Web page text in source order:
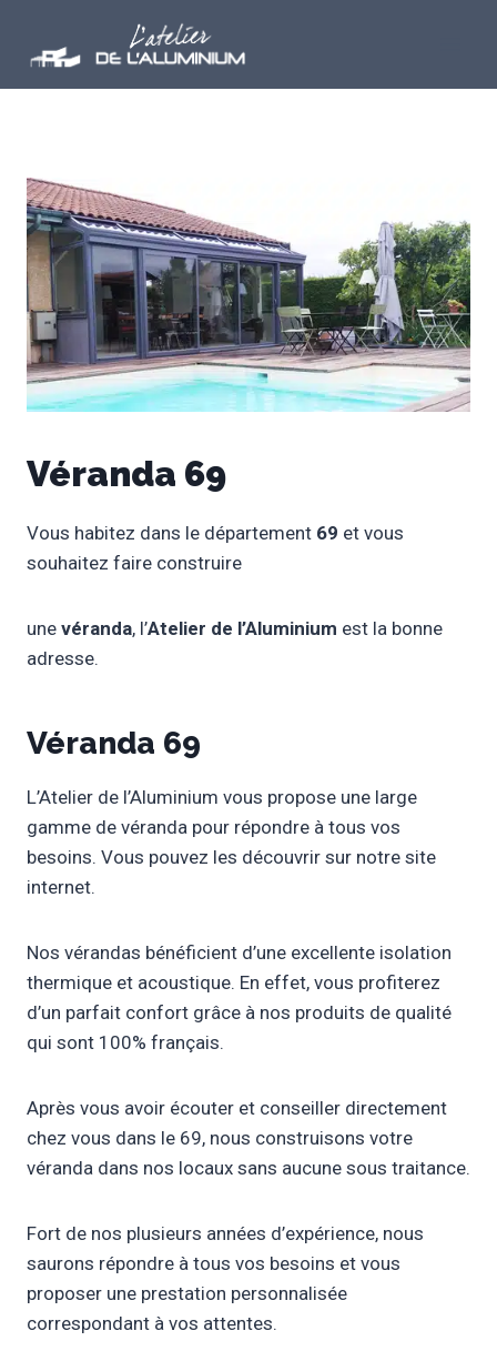
contenu
Véranda 69
Vous habitez dans le département 69 et vous
souhaitez faire construire
une véranda, l’Atelier de l’Aluminium est la bonne
adresse.
Véranda 69
L’Atelier de l’Aluminium vous propose une large
gamme de véranda pour répondre à tous vos
besoins. Vous pouvez les découvrir sur notre site
internet.
Nos vérandas bénéficient d’une excellente isolation
thermique et acoustique. En effet, vous profiterez
d’un parfait confort grâce à nos produits de qualité
qui sont 100% français.
Après vous avoir écouter et conseiller directement
chez vous dans le 69, nous construisons votre
véranda dans nos locaux sans aucune sous traitance.
Fort de nos plusieurs années d’expérience, nous
saurons répondre à tous vos besoins et vous
proposer une prestation personnalisée
correspondant à vos attentes.